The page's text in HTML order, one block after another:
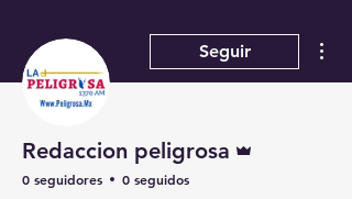
Seguir
Redaccion peligrosa
0 seguidores 0 seguidos